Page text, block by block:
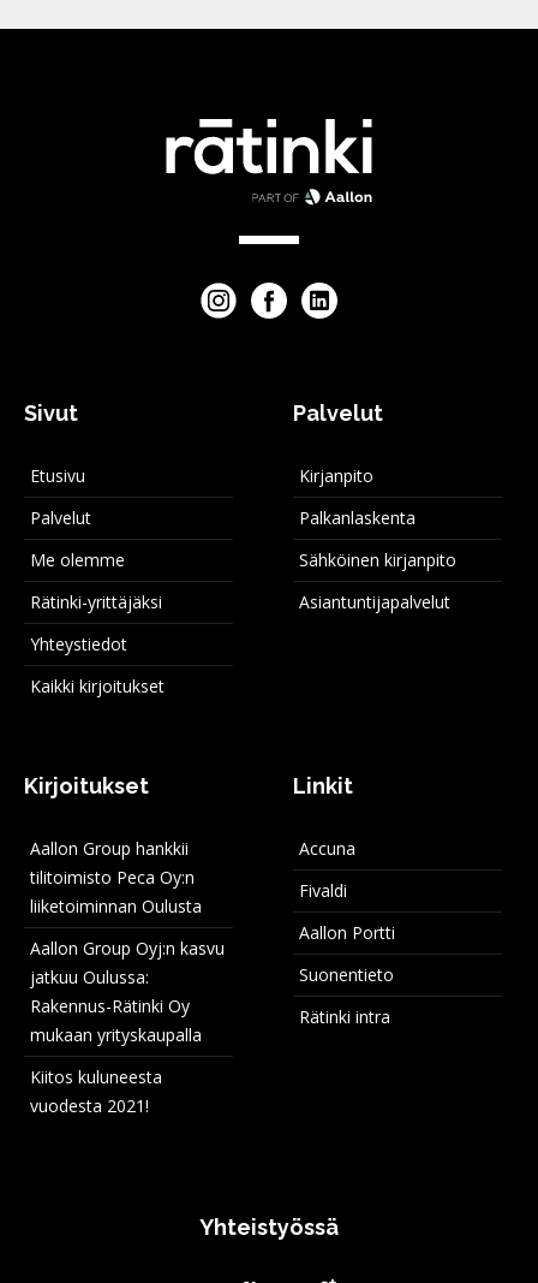
Sivut
Etusivu
Palvelut
Me olemme
Rätinki-yrittäjäksi
Yhteystiedot
Kaikki kirjoitukset
Palvelut
Kirjanpito
Palkanlaskenta
Sähköinen kirjanpito
Asiantuntijapalvelut
Kirjoitukset
Aallon Group hankkii
tilitoimisto Peca Oy:n
liiketoiminnan Oulusta
Aallon Group Oyj:n kasvu
jatkuu Oulussa:
Rakennus-Rätinki Oy
mukaan yrityskaupalla
Kiitos kuluneesta
vuodesta 2021!
Linkit
Accuna
Fivaldi
Aallon Portti
Suonentieto
Rätinki intra
Yhteistyössä